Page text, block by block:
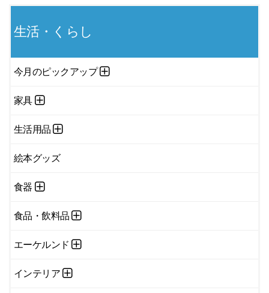
生活・くらし
今月のピックアップ
家具
生活用品
絵本グッズ
食器
食品・飲料品
エーケルンド
インテリア